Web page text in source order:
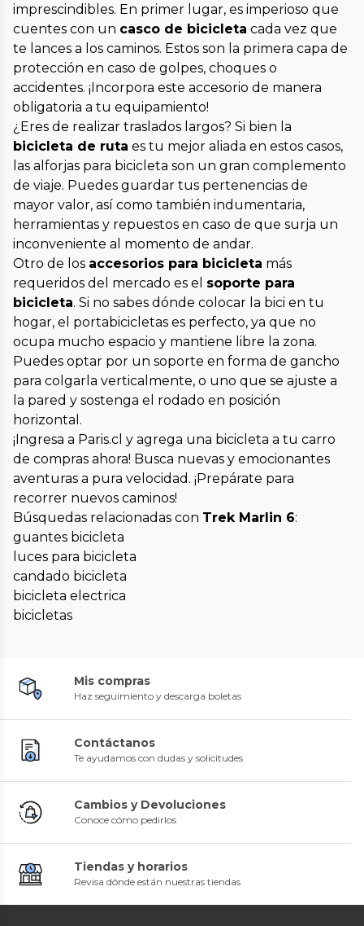
imprescindibles. En primer lugar, es imperioso que
cuentes con un casco de bicicleta cada vez que
te lances a los caminos. Estos son la primera capa de
protección en caso de golpes, choques o
accidentes. ¡Incorpora este accesorio de manera
obligatoria a tu equipamiento!
¿Eres de realizar traslados largos? Si bien la
bicicleta de ruta es tu mejor aliada en estos casos,
las alforjas para bicicleta son un gran complemento
de viaje. Puedes guardar tus pertenencias de
mayor valor, así como también indumentaria,
herramientas y repuestos en caso de que surja un
inconveniente al momento de andar.
Otro de los accesorios para bicicleta más
requeridos del mercado es el soporte para
bicicleta. Si no sabes dónde colocar la bici en tu
hogar, el portabicicletas es perfecto, ya que no
ocupa mucho espacio y mantiene libre la zona.
Puedes optar por un soporte en forma de gancho
para colgarla verticalmente, o uno que se ajuste a
la pared y sostenga el rodado en posición
horizontal.
¡Ingresa a Paris.cl y agrega una bicicleta a tu carro
de compras ahora! Busca nuevas y emocionantes
aventuras a pura velocidad. ¡Prepárate para
recorrer nuevos caminos!
Búsquedas relacionadas con Trek Marlin 6:
guantes bicicleta
luces para bicicleta
candado bicicleta
bicicleta electrica
bicicletas
Mis compras
Haz seguimiento y descarga boletas
Contáctanos
Te ayudamos con dudas y solicitudes
Cambios y Devoluciones
Conoce cómo pedirlos
Tiendas y horarios
Revisa dónde están nuestras tiendas